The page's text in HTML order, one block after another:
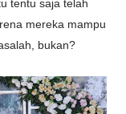
tentu saja telah
mereka mampu
bukan?